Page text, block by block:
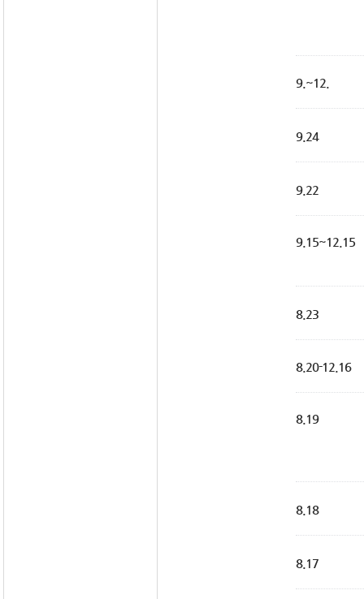
9.~12.
9.24
9.22
9.15~12.15
8.23
8.20-12.16
8.19
8.18
8.17